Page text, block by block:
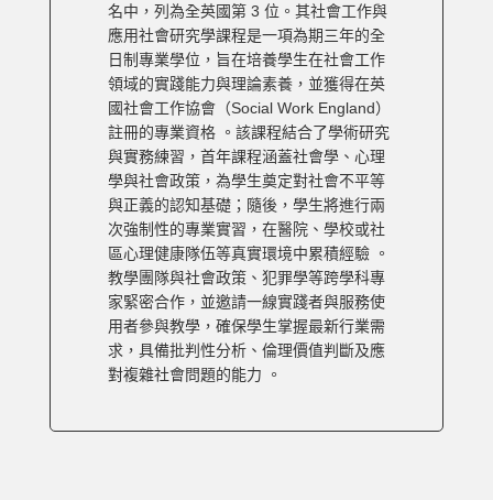
名中，列為全英國第 3 位。其社會工作與
應用社會研究學課程是一項為期三年的全
日制專業學位，旨在培養學生在社會工作
領域的實踐能力與理論素養，並獲得在英
國社會工作協會（Social Work England）
註冊的專業資格 。該課程結合了學術研究
與實務練習，首年課程涵蓋社會學、心理
學與社會政策，為學生奠定對社會不平等
與正義的認知基礎；隨後，學生將進行兩
次強制性的專業實習，在醫院、學校或社
區心理健康隊伍等真實環境中累積經驗 。
教學團隊與社會政策、犯罪學等跨學科專
家緊密合作，並邀請一線實踐者與服務使
用者參與教學，確保學生掌握最新行業需
求，具備批判性分析、倫理價值判斷及應
對複雜社會問題的能力 。